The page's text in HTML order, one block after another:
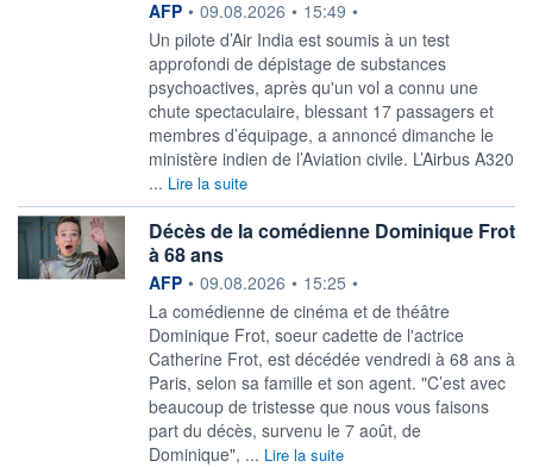
information fournie par
AFP • 09.08.2026 • 15:49 •
Un pilote d’Air India est soumis à un test
approfondi de dépistage de substances
psychoactives, après qu'un vol a connu une
chute spectaculaire, blessant 17 passagers et
membres d’équipage, a annoncé dimanche le
ministère indien de l’Aviation civile. L’Airbus A320
... Lire la suite
Décès de la comédienne Dominique Frot
à 68 ans
information fournie par
AFP • 09.08.2026 • 15:25 •
La comédienne de cinéma et de théâtre
Dominique Frot, soeur cadette de l'actrice
Catherine Frot, est décédée vendredi à 68 ans à
Paris, selon sa famille et son agent. "C’est avec
beaucoup de tristesse que nous vous faisons
part du décès, survenu le 7 août, de
Dominique", ... Lire la suite